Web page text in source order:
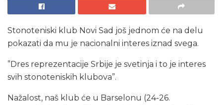
Stonoteniski klub Novi Sad još jednom će na delu
pokazati da mu je nacionalni interes iznad svega.
”Dres reprezentacije Srbije je svetinja i to je interes
svih stonoteniskih klubova”.
Nažalost, naš klub će u Barselonu (24-26.